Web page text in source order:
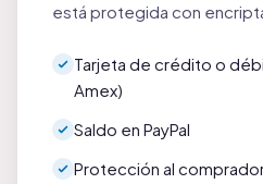
está protegida con
Tarjeta de crédito o
Amex)
Saldo en PayPal
Protección al